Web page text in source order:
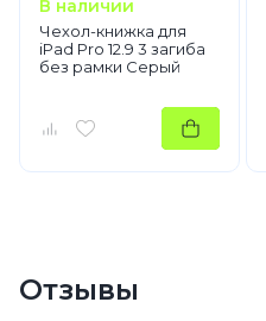
В наличии
Чехол-книжка для
iPad Pro 12.9 3 загиба
без рамки Серый
Отзывы